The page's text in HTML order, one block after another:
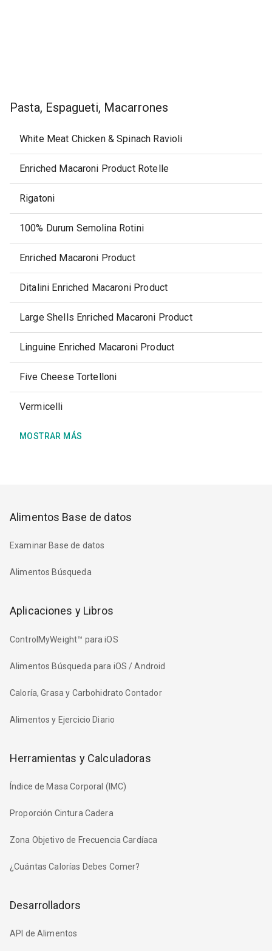
Pasta, Espagueti, Macarrones
White Meat Chicken & Spinach Ravioli
Enriched Macaroni Product Rotelle
Rigatoni
100% Durum Semolina Rotini
Enriched Macaroni Product
Ditalini Enriched Macaroni Product
Large Shells Enriched Macaroni Product
Linguine Enriched Macaroni Product
Five Cheese Tortelloni
Vermicelli
MOSTRAR MÁS
Alimentos Base de datos
Examinar Base de datos
Alimentos Búsqueda
Aplicaciones y Libros
ControlMyWeight™ para iOS
Alimentos Búsqueda para iOS / Android
Caloría, Grasa y Carbohidrato Contador
Alimentos y Ejercicio Diario
Herramientas y Calculadoras
Índice de Masa Corporal (IMC)
Proporción Cintura Cadera
Zona Objetivo de Frecuencia Cardíaca
¿Cuántas Calorías Debes Comer?
Desarrolladors
API de Alimentos